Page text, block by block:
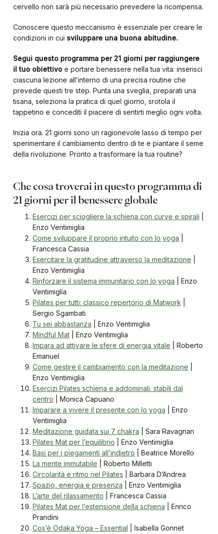
cervello non sarà più necessario prevedere la ricompensa.
Conoscere questo meccanismo è essenziale per creare le
condizioni in cui sviluppare una buona abitudine.
Segui questo programma per 21 giorni per raggiungere
il tuo obiettivoe portare benessere nella tua vita: inserisci
ciascuna lezione all’interno di una precisa routine che
prevede questi tre step. Punta una sveglia, preparati una
tisana, seleziona la pratica di quel giorno, srotola il
tappetino e concediti il piacere di sentirti meglio ogni volta.
Inizia ora. 21 giorni sono un ragionevole lasso di tempo per
sperimentare il cambiamento dentro di te e piantare il seme
della rivoluzione. Pronto a trasformare la tua routine?
Che cosa troverai in questo programma di
21 giorni per il benessere globale
Esercizi per sciogliere la schiena con curve e spirali
Enzo Ventimiglia
Come sviluppare il proprio intuito con lo yoga
Francesca Cassia
Esercitare la gratitudine attraverso la meditazione
Enzo Ventimiglia
Rinforzare il sistema immunitario con lo yoga | Enzo
Ventimiglia
Pilates per tutti: classico repertorio di Matwork
Sergio Sgambati
Tu sei abbastanza | Enzo Ventimiglia
Mindful Mat| Enzo Ventimiglia
Impara ad attivare le sfere di energia vitale | Roberto
Emanuel
Come gestire il cambiamento con la meditazione
Enzo Ventimiglia
Esercizi Pilates schiena e addominali: stabili dal
centro | Monica Capuano
Imparare a vivere il presente con lo yoga | Enzo
Ventimiglia
Meditazione guidata sui 7 chakra | Sara Ravagnan
Pilates Mat per l’equilibrio | Enzo Ventimiglia
Basi per i piegamenti all’indietro | Beatrice Morello
La mente immutabile | Roberto Milletti
Circolarità e ritmo nel Pilates | Barbara D’Andrea
Spazio, energia e presenza | Enzo Ventimiglia
L’arte del rilassamento | Francesca Cassia
Pilates Mat per l’estensione della schiena | Enrico
Prandini
Cos’è Odaka Yoga – Essential | Isabella Gonnet